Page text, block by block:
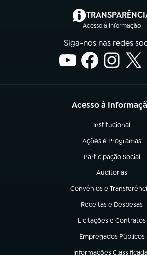
Acesso à Informação
(abre
Siga-nos nas redes
Acesso à
Institucional
(abre em nova aba)
Ações e Programas
(abre em nova aba)
Participação Social
(abre em nova aba)
Auditorias
(abre em nova
Convênios e
(abre em nova aba)
Receitas e Despesas
(abre em nova aba)
Licitações e Contratos
(abre em nova aba)
Empregados Públicos
(abre em nova aba)
Informações